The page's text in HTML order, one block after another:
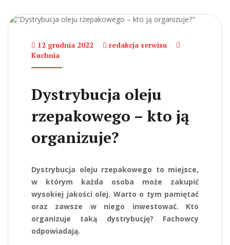
12 grudnia 2022
redakcja serwisu
Kuchnia
Dystrybucja oleju
rzepakowego – kto ją
organizuje?
Dystrybucja oleju rzepakowego to miejsce,
w którym każda osoba może zakupić
wysokiej jakości olej. Warto o tym pamiętać
oraz zawsze w niego inwestować. Kto
organizuje taką dystrybucję? Fachowcy
odpowiadają.